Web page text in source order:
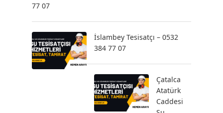
77 07
İslambey Tesisatçı – 0532
384 77 07
Çatalca
Atatürk
Caddesi